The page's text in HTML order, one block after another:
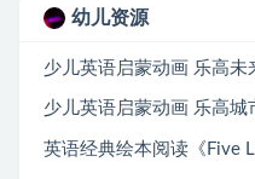
幼儿资源